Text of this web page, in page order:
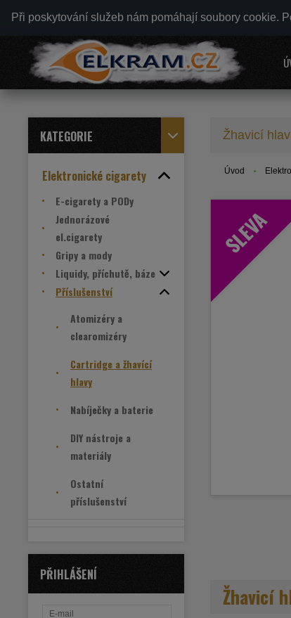
Při poskytování služeb nám pomáhají soubory cookie.
KATEGORIE
Elektronické cigarety
E-cigarety a PODy
Jednorázové
el.cigarety
Gripy a mody
Liquidy, příchutě, báze
Příslušenství
Atomizéry a
clearomizéry
Cartridge a žhavící
hlavy
Nabíječky a baterie
DIY nástroje a
materiály
Ostatní
příslušenství
PŘIHLÁŠENÍ
Žhavicí
Úvod
SLEVA
Žhavicí